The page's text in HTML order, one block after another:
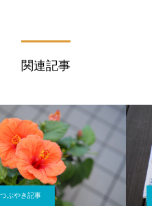
関連記事
つぶやき記事